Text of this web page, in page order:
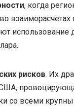
, когда
использование
рисков. Их
США,
со всеми